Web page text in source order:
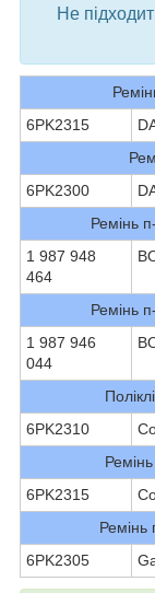
Не
6PK2315
6PK2300
Ремінь
1 987 948
464
Ремінь
1 987 946
044
6PK2310
6PK2315
Ремінь
6PK2305